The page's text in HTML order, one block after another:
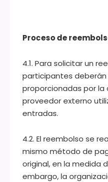
Proceso de
4.1. Para solicitar un
participantes deberán
proporcionadas por la
proveedor externo
entradas.
4.2. El reembolso se
mismo método de
original, en la medida
embargo, la